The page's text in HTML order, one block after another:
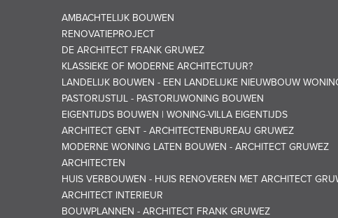
AMBACHTELIJK BOUWEN
RENOVATIEPROJECT
DE ARCHITECT FRANK GRUWEZ
KLASSIEKE OF MODERNE ARCHITECTUUR?
LANDELIJK BOUWEN - EEN LANDELIJKE NIEUWBOUW
PASTORIJSTIJL - PASTORIJWONING BOUWEN
EIGENTIJDS BOUWEN | WONING-VILLA EIGENTIJDS
ARCHITECT GENT - ARCHITECTENBUREAU GRUWEZ
MODERNE WONING LATEN BOUWEN - ARCHITECT GRUWEZ
ARCHITECTEN
HUIS VERBOUWEN - HUIS RENOVEREN MET ARCHITECT
ARCHITECT INTERIEUR
BOUWPLANNEN - ARCHITECT FRANK GRUWEZ